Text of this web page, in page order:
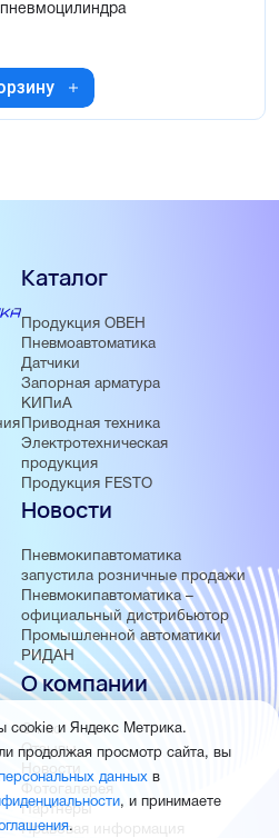
Каталог
Продукция ОВЕН
Пневмоавтоматика
Датчики
Запорная арматура
КИПиА
Приводная техника
Электротехническая
продукция
Продукция FESTO
Новости
Пневмокипавтоматика
запустила розничные продажи
Пневмокипавтоматика –
официальный дистрибьютор
Промышленной автоматики
РИДАН
О компании
О нас
Отзывы
Новости
Фотогалерея
Партнёры
Правовая информация
cookie и Яндекс Метрика.
продолжая просмотр сайта, вы
данных в
, и принимаете
.